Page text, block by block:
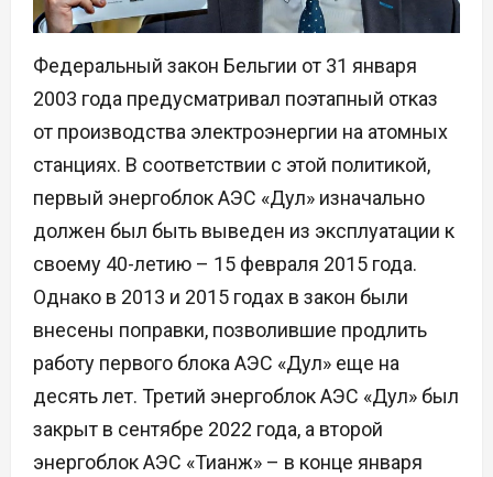
Федеральный закон Бельгии от 31 января
2003 года предусматривал поэтапный отказ
от производства электроэнергии на атомных
станциях. В соответствии с этой политикой,
первый энергоблок АЭС «Дул» изначально
должен был быть выведен из эксплуатации к
своему 40-летию – 15 февраля 2015 года.
Однако в 2013 и 2015 годах в закон были
внесены поправки, позволившие продлить
работу первого блока АЭС «Дул» еще на
десять лет. Третий энергоблок АЭС «Дул» был
закрыт в сентябре 2022 года, а второй
энергоблок АЭС «Тианж» – в конце января